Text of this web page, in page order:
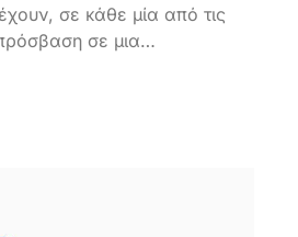
σε κάθε μία από τις
σε μια…